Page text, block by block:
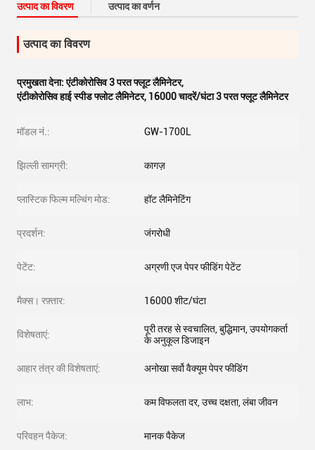
उत्पाद का विवरण उत्पाद का वर्णन
उत्पाद का विवरण
प्रमुखता देना:एंटीकोरोसिव 3 परत फ्लूट लैमिनेटर,
एंटीकोरोसिव हाई स्पीड फ्लोट लैमिनेटर, 16000 चादरें/घंटा 3 परत फ्लूट लैमिनेटर
मॉडल नं.: GW-1700L
झिल्ली सामग्री: कागज़
प्लास्टिक फिल्म मल्चिंग मोड: हॉट लैमिनेटिंग
प्रदर्शन: जंगरोधी
पेटेंट: अग्रणी एज पेपर फीडिंग पेटेंट
मैक्स। रफ़्तार: 16000 शीट/घंटा
विशेषताएं:
पूरी तरह से स्वचालित, बुद्धिमान, उपयोगकर्ता
के अनुकूल डिजाइन
आहार तंत्र की विशेषताएं: अनोखा सर्वो वैक्यूम पेपर फीडिंग
लाभ: कम विफलता दर, उच्च दक्षता, लंबा जीवन
परिवहन पैकेज: मानक पैकेज